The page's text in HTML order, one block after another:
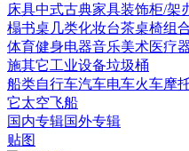
床具中式古典家具装饰柜/架
榻书桌 几类化妆台茶桌椅组
体育健身电器音乐美术医疗
施其它工业设备垃圾桶
船类自行车汽车电车火车摩
它太空飞船
国内专辑国外专辑
贴图